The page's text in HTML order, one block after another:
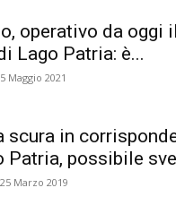
operativo da oggi
Lago Patria: è...
5 Maggio 2021
scura in
Patria, possibile
25 Marzo 2019